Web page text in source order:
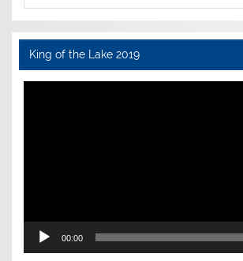
King of the Lake 2019
Video-
00:00